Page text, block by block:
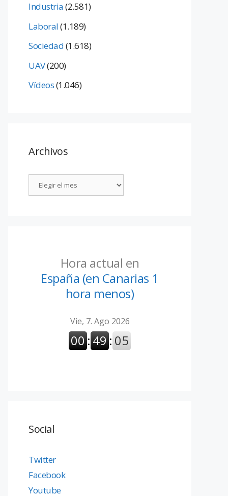
Industria(2.581)
Laboral(1.189)
Sociedad(1.618)
UAV(200)
Vídeos(1.046)
Archivos
Hora actual en
España (en Canarias 1
hora menos)
Social
Twitter
Facebook
Youtube